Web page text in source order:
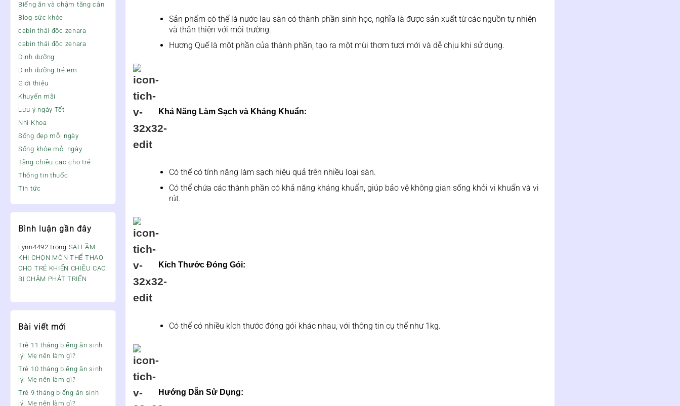
Biếng ăn và chậm tăng cân
Blog sức khỏe
cabin thải độc zenara
cabin thải độc zenara
Dinh dưỡng
Dinh dưỡng trẻ em
Giới thiệu
Khuyến mãi
Lưu ý ngày Tết
Nhi Khoa
Sống đẹp mỗi ngày
Sống khỏe mỗi ngày
Tăng chiều cao cho trẻ
Thông tin thuốc
Tin tức
Bình luận gần đây
Lynn4492 trong SAI LẦM
KHI CHỌN MÔN THỂ THAO
CHO TRẺ KHIẾN CHIỀU CAO
BỊ CHẬM PHÁT TRIỂN
Bài viết mới
Trẻ 11 tháng biếng ăn sinh
lý: Mẹ nên làm gì?
Trẻ 10 tháng biếng ăn sinh
lý: Mẹ nên làm gì?
Trẻ 9 tháng biếng ăn sinh
lý: Mẹ nên làm gì?
Sản phẩm có thể là nước lau sàn có thành phần sinh học, nghĩa là được sản xuất từ các nguồn tự nhiên
và thân thiện với môi trường.
Hương Quế là một phần của thành phần, tạo ra một mùi thơm tươi mới và dễ chịu khi sử dụng.
Khả Năng Làm Sạch và Kháng Khuẩn:
Có thể có tính năng làm sạch hiệu quả trên nhiều loại sàn.
Có thể chứa các thành phần có khả năng kháng khuẩn, giúp bảo vệ không gian sống khỏi vi khuẩn và vi
rút.
Kích Thước Đóng Gói:
Có thể có nhiều kích thước đóng gói khác nhau, với thông tin cụ thể như 1kg.
Hướng Dẫn Sử Dụng: